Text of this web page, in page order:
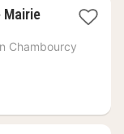
Mairie1
ab
Chambourcy